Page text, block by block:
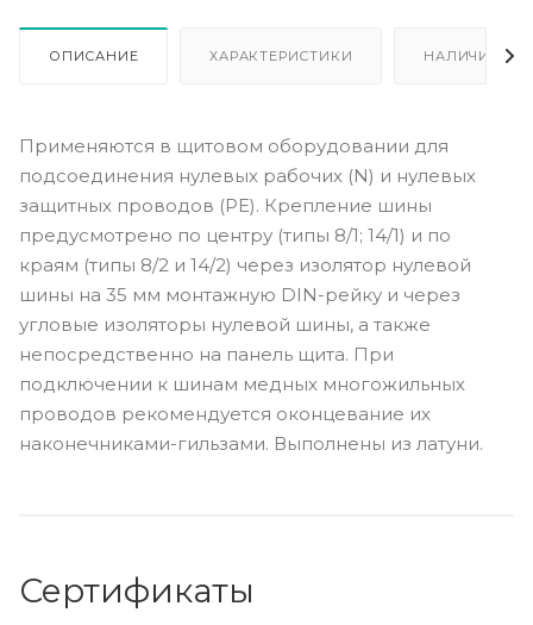
ОПИСАНИЕ ХАРАКТЕРИСТИКИ НАЛИЧИЕ
Применяются в щитовом оборудовании для
подсоединения нулевых рабочих (N) и нулевых
защитных проводов (РЕ). Крепление шины
предусмотрено по центру (типы 8/1; 14/1) и по
краям (типы 8/2 и 14/2) через изолятор нулевой
шины на 35 мм монтажную DIN-рейку и через
угловые изоляторы нулевой шины, а также
непосредственно на панель щита. При
подключении к шинам медных многожильных
проводов рекомендуется оконцевание их
наконечниками-гильзами. Выполнены из латуни.
Сертификаты